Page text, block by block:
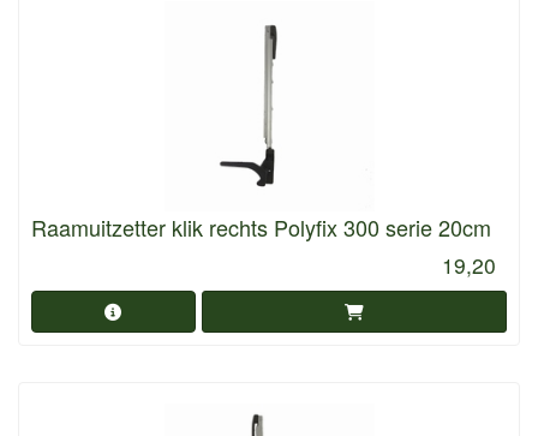
Raamuitzetter klik rechts Polyfix 300 serie 20cm
19,20